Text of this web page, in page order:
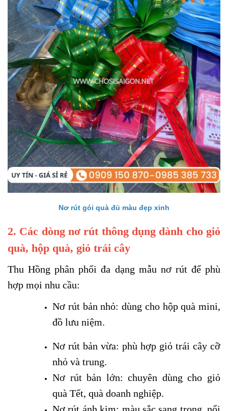
Nơ rút gói quà đủ màu đẹp xinh
2. Các dòng nơ rút thông dụng dành cho giỏ
quà, hộp quà, giỏ trái cây
Thu Hồng phân phối đa dạng mẫu nơ rút để phù
hợp mọi nhu cầu:
Nơ rút bản nhỏ: dùng cho hộp quà mini,
đồ lưu niệm.
Nơ rút bản vừa: phù hợp giỏ trái cây cỡ
nhỏ và trung.
Nơ rút bản lớn: chuyên dùng cho giỏ
quà Tết, quà doanh nghiệp.